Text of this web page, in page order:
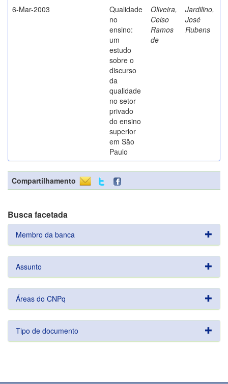
6-Mar-2003
Qualidade
no
ensino:
um
estudo
sobre o
discurso
da
qualidade
no setor
privado
do ensino
superior
em São
Paulo
Oliveira,
Celso
Ramos
de
Jardilino,
José
Rubens
Compartilhamento
Busca facetada
Membro da banca
Assunto
Áreas do CNPq
Tipo de documento